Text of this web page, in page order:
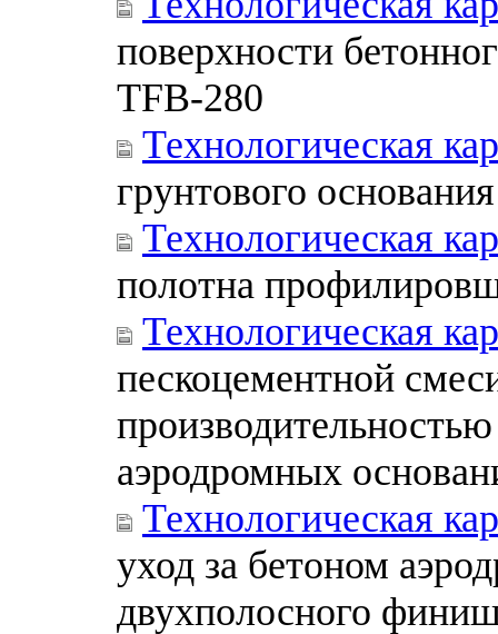
поверхности
TFB-280
Технологическая
грунтового
Технологическая
полотна
Технологическая
пескоцементной
аэродромных
Технологическая
уход за бетоном
двухполосного